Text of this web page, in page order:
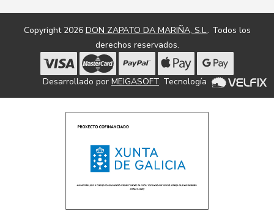
Copyright 2026 DON ZAPATO DA MARIÑA, S.L.. Todos los
derechos reservados.
Desarrollado por MEIGASOFT. Tecnología